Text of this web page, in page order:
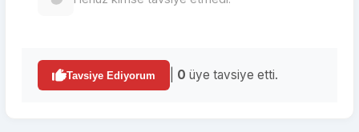
Tavsiye Ediyorum 0 üye tavsiye etti.